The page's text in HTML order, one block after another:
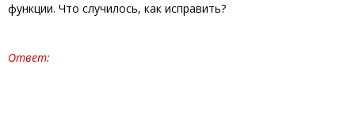
функции. Что случилось, как исправить?
Ответ: